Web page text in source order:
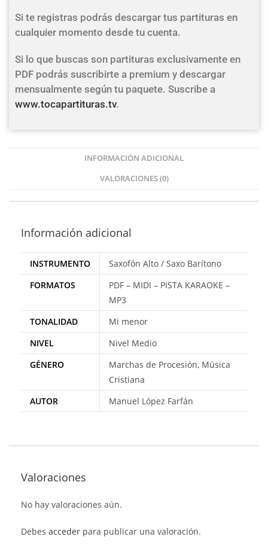
Si te registras podrás descargar tus partituras en
cualquier momento desde tu cuenta.
Si lo que buscas son partituras exclusivamente en
PDF podrás suscribirte a premium y descargar
mensualmente según tu paquete. Suscribe a
www.tocapartituras.tv.
INFORMACIÓN ADICIONAL
VALORACIONES (0)
Información adicional
INSTRUMENTO
Saxofón Alto / Saxo Barítono
FORMATOS
PDF – MIDI – PISTA KARAOKE –
MP3
TONALIDAD
Mi menor
NIVEL
Nivel Medio
GÉNERO
Marchas de Procesión, Música
Cristiana
AUTOR
Manuel López Farfán
Valoraciones
No hay valoraciones aún.
Debes acceder para publicar una valoración.